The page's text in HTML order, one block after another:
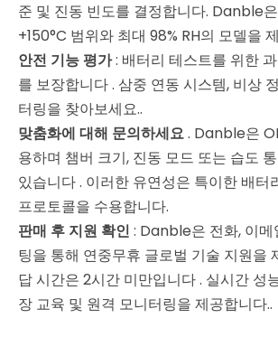
준 및 진동 빈도를 결정합니다. Danble
+150°C 범위와 최대 98% RH의 모델을
안전 기능 평가: 배터리 테스트를 위한
를 보장합니다. 삼중 연동 시스템, 비상
터링을 찾아보세요..
맞춤화에 대해 문의하세요. Danble은
용하며 챔버 크기, 진동 모드 또는 습도
있습니다. 이러한 유연성은 특이한 배터
프로토콜을 수용합니다.
판매 후 지원 확인 : Danble은 전화, 이메
팅을 통해 연중무휴 글로벌 기술 지원을
답 시간은 2시간 미만입니다. 실시간 성
장 교육 및 원격 모니터링을 제공합니다..